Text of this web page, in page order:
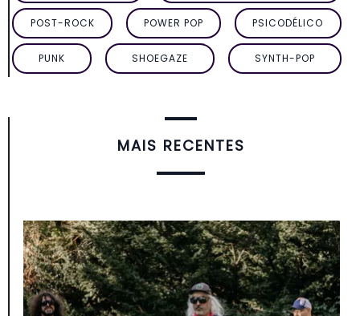
POST-ROCK POWER POP PSICODÉLICO
PUNK SHOEGAZE SYNTH-POP
MAIS RECENTES